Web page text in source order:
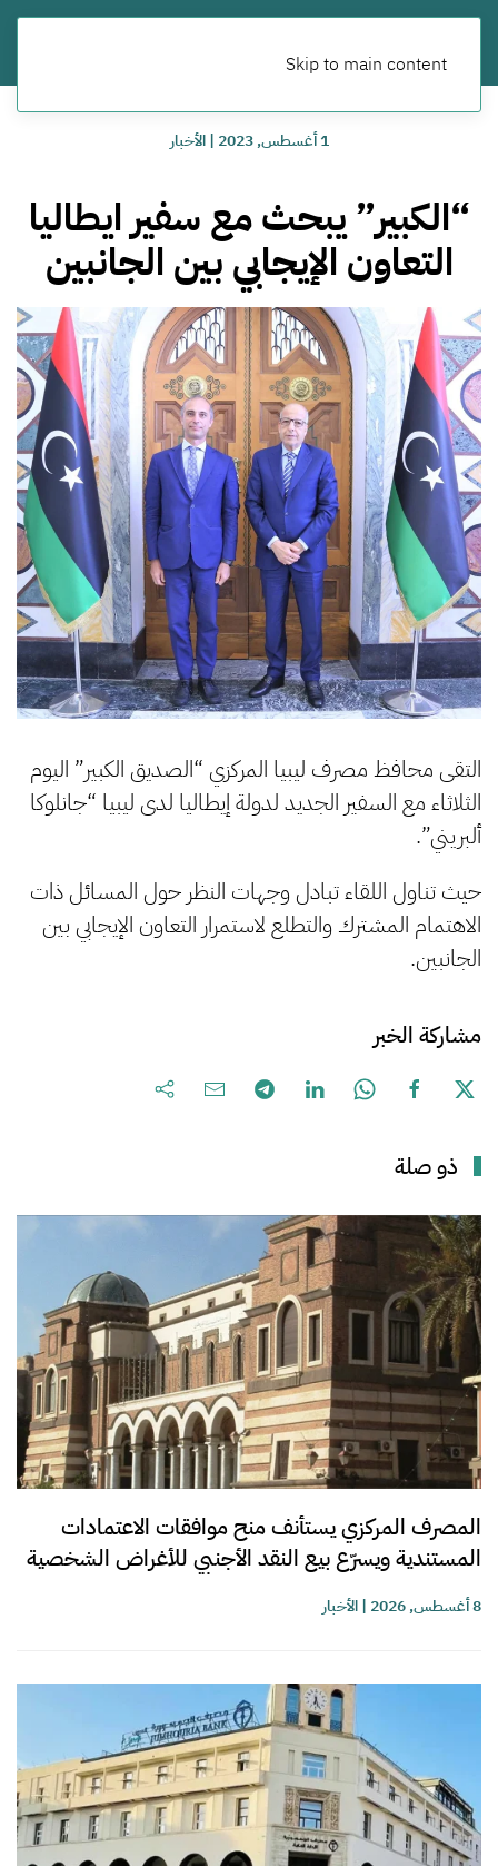
Skip to main content
1 أغسطس, 2023 |الأخبار
“الكبير” يبحث مع سفير ايطاليا
التعاون الإيجابي بين الجانبين
التقى محافظ مصرف ليبيا المركزي “الصديق الكبير” اليوم
الثلاثاء مع السفير الجديد لدولة إيطاليا لدى ليبيا “جانلوكا
ألبريني”.
حيث تناول اللقاء تبادل وجهات النظر حول المسائل ذات
الاهتمام المشترك والتطلع لاستمرار التعاون الإيجابي بين
الجانبين.
مشاركة الخبر
ذو صلة
المصرف المركزي يستأنف منح موافقات الاعتمادات
المستندية ويسرّع بيع النقد الأجنبي للأغراض الشخصية
8 أغسطس, 2026 |الأخبار